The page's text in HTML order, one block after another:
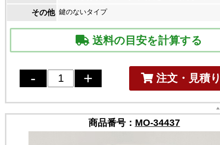
その他 鍵のないタイプ
送料の目安を計算する
注文・見積
商品番号： MO-34437